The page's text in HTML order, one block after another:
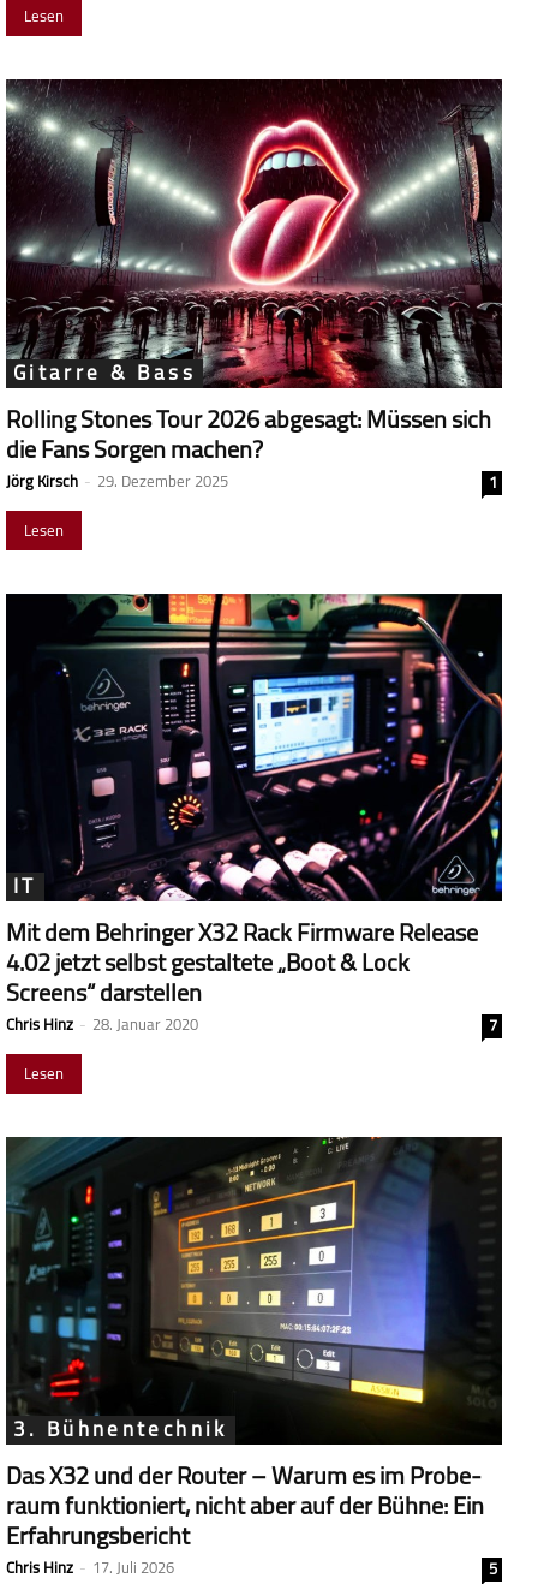
Lesen
Gitarre & Bass
Rolling Stones Tour 2026 abgesagt: Müssen sich
die Fans Sorgen machen?
Jörg Kirsch - 29. Dezember 2025
1
Lesen
IT
Mit dem Behringer X32 Rack Firmware Release
4.02 jetzt selbst gestaltete „Boot & Lock
Screens“ darstellen
Chris Hinz - 28. Januar 2020
7
Lesen
3. Bühnentechnik
Das X32 und der Router – Warum es im Probe­
raum funk­tio­niert, nicht aber auf der Bühne: Ein
Erfahrungsbericht
Chris Hinz - 17. Juli 2026
5